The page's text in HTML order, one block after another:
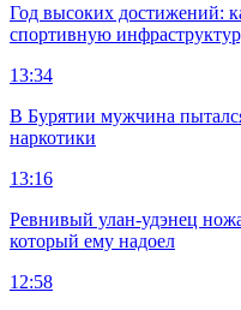
Год высоких достижений:
спортивную
13:34
В Бурятии мужчина
наркотики
13:16
Ревнивый улан-удэнец
который ему надоел
12:58